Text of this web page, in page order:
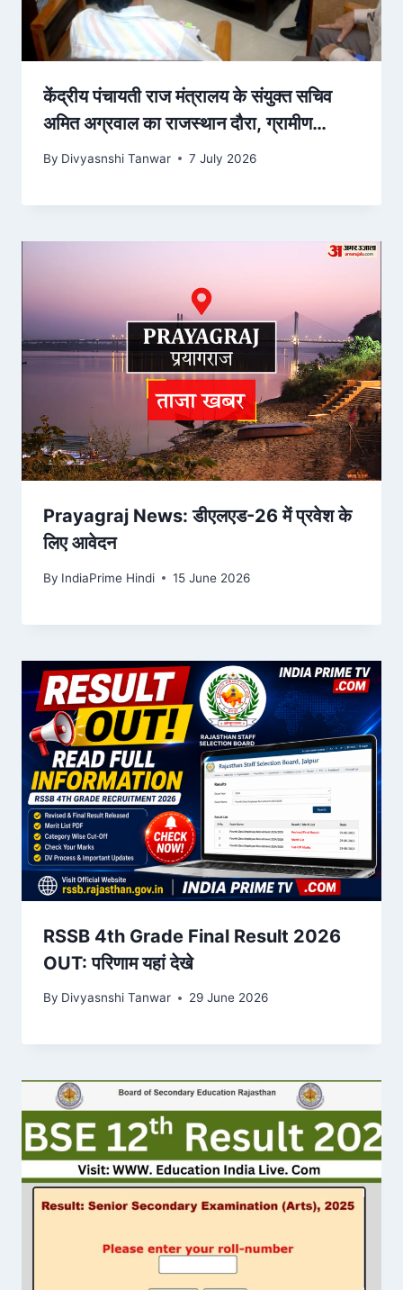
केंद्रीय पंचायती राज मंत्रालय के संयुक्त सचिव
अमित अग्रवाल का राजस्थान दौरा, ग्रामीण
सुशासन और डिजिटल गवर्नेंस पर मंथन
By Divyasnshi Tanwar 7 July 2026
Prayagraj News: डीएलएड-26 में प्रवेश के
लिए आवेदन
By IndiaPrime Hindi 15 June 2026
RSSB 4th Grade Final Result 2026
OUT: परिणाम यहां देखे
By Divyasnshi Tanwar 29 June 2026